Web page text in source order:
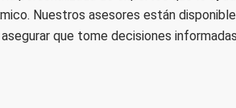
Nuestros asesores están
que tome decisiones